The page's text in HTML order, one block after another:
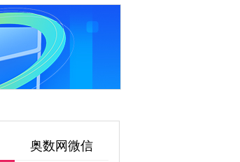
奥数网微信